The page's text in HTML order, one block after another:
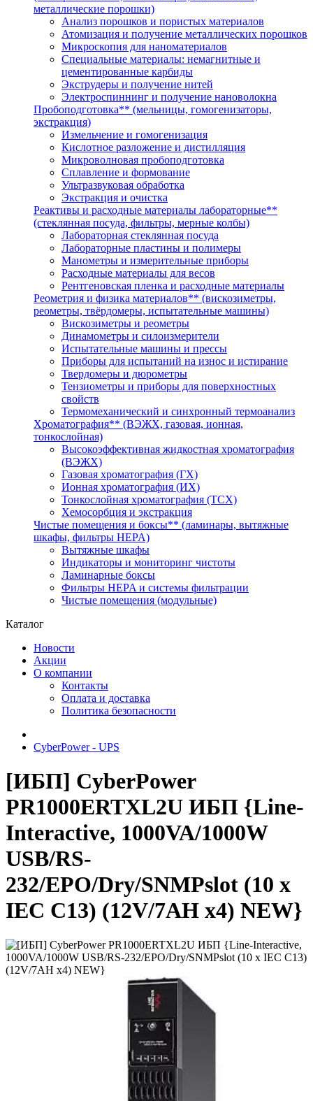
металлические порошки)
Анализ порошков и пористых материалов
Атомизация и получение металлических порошков
Микроскопия для наноматериалов
Специальные материалы: немагнитные и
цементированные карбиды
Экструдеры и получение нитей
Электроспиннинг и получение нановолокна
Пробоподготовка** (мельницы, гомогенизаторы,
экстракция)
Измельчение и гомогенизация
Кислотное разложение и дистилляция
Микроволновая пробоподготовка
Сплавление и формование
Ультразвуковая обработка
Экстракция и очистка
Реактивы и расходные материалы лабораторные**
(стеклянная посуда, фильтры, мерные колбы)
Лабораторная стеклянная посуда
Лабораторные пластины и полимеры
Манометры и измерительные приборы
Расходные материалы для весов
Рентгеновская пленка и расходные материалы
Реометрия и физика материалов** (вискозиметры,
реометры, твёрдомеры, испытательные машины)
Вискозиметры и реометры
Динамометры и силоизмерители
Испытательные машины и прессы
Приборы для испытаний на износ и истирание
Твердомеры и дюрометры
Тензиометры и приборы для поверхностных
свойств
Термомеханический и синхронный термоанализ
Хроматография** (ВЭЖХ, газовая, ионная,
тонкослойная)
Высокоэффективная жидкостная хроматография
(ВЭЖХ)
Газовая хроматография (ГХ)
Ионная хроматография (ИХ)
Тонкослойная хроматография (ТСХ)
Хемосорбция и экстракция
Чистые помещения и боксы** (ламинары, вытяжные
шкафы, фильтры HEPA)
Вытяжные шкафы
Индикаторы и мониторинг чистоты
Ламинарные боксы
Фильтры HEPA и системы фильтрации
Чистые помещения (модульные)
Каталог
Новости
Акции
О компании
Контакты
Оплата и доставка
Политика безопасности
CyberPower - UPS
[ИБП] CyberPower
PR1000ERTXL2U ИБП {Line-
Interactive, 1000VA/1000W
USB/RS-
232/EPO/Dry/SNMPslot (10 х
IEC С13) (12V/7AH х4) NEW}